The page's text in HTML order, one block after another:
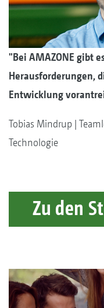
"Bei AMAZONE gibt
Herausforderungen,
Entwicklung
Tobias Mindrup |
Technologie